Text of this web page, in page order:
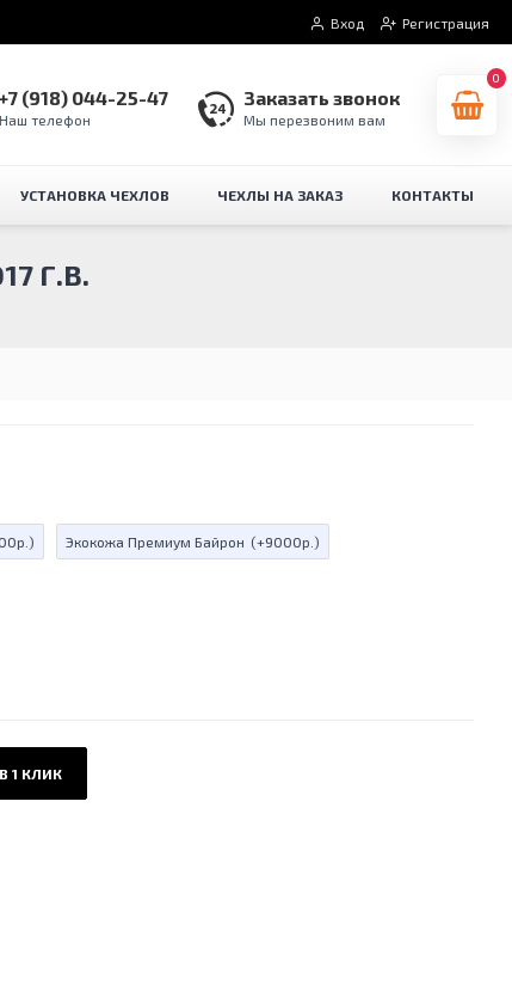
Вход Регистрация
+7 (918) 044-25-47
Наш телефон
Заказать звонок
Мы перезвоним вам
0
УСТАНОВКА ЧЕХЛОВ ЧЕХЛЫ НА ЗАКАЗ КОНТАКТЫ
Г.В.
Экокожа Премиум Байрон (+9000р.)
1 КЛИК